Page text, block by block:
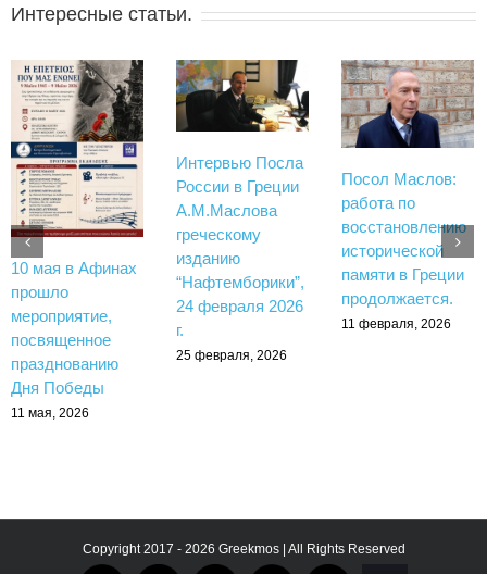
Интересные статьи.
10 мая в Афинах
прошло
мероприятие,
посвященное
празднованию
Дня Победы
11 мая, 2026
Интервью Посла
России в Греции
А.М.Маслова
греческому
изданию
“Нафтемборики”,
24 февраля 2026
г.
25 февраля, 2026
Посол Маслов:
работа по
восстановлению
исторической
памяти в Греции
продолжается.
11 февраля, 2026
Copyright 2017 - 2026 Greekmos | All Rights Reserved